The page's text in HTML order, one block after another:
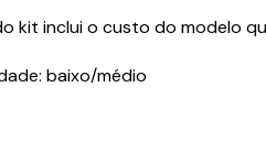
kit inclui o custo do modelo
baixo/médio